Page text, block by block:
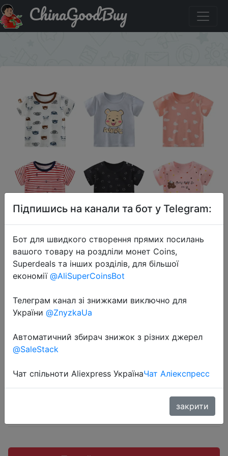
Купити на розпродажі 2023 Summer New Baby T-shirts
Cotton Girls Top Tees Cartoon Boys Shirts Kids Clothing
ChinaGoodBuy
2023 Summer New Baby T-shirts
Cotton Girls Top Tees Cartoon Boys
$1.58
Підпишись на канали та бот у Telegram:
Бот для швидкого створення прямих посилань
вашого товару на роздліли монет Coins,
Superdeals та інших розділів, для більшої
економії @AliSuperCoinsBot
Телеграм канал зі знижками виключно для
України @ZnyzkaUa
Автоматичний збирач знижок з різних джерел
@SaleStack
Чат спільноти Aliexpress УкраїнаЧат Аліекспресс
закрити